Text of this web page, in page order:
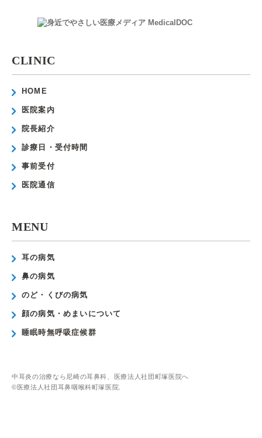
CLINIC
HOME
医院案内
院長紹介
診療日・受付時間
事前受付
医院通信
MENU
耳の病気
鼻の病気
のど・くびの病気
顔の病気・めまいについて
睡眠時無呼吸症候群
中耳炎の治療なら尼崎の耳鼻科、医療法人社団町塚医院へ
©医療法人社団耳鼻咽喉科町塚医院.